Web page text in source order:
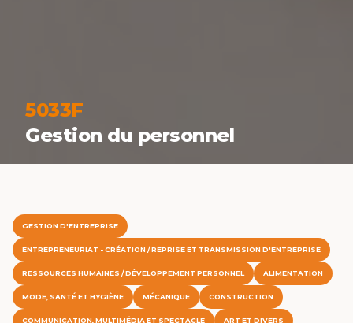
5033F
Gestion du personnel
GESTION D'ENTREPRISE
ENTREPRENEURIAT - CRÉATION / REPRISE ET TRANSMISSION D'ENTREPRISE
RESSOURCES HUMAINES / DÉVELOPPEMENT PERSONNEL ALIMENTATION
MODE, SANTÉ ET HYGIÈNE MÉCANIQUE CONSTRUCTION
COMMUNICATION, MULTIMÉDIA ET SPECTACLE ART ET DIVERS